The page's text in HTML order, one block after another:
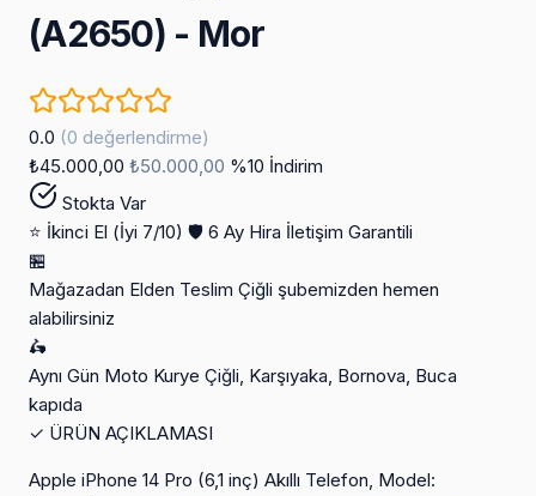
(A2650) - Mor
0.0 (0 değerlendirme)
₺45.000,00 ₺50.000,00 %10 İndirim
Stokta Var
⭐ İkinci El (İyi 7/10) 🛡️ 6 Ay Hira İletişim Garantili
🏪
Mağazadan Elden Teslim Çiğli şubemizden hemen
alabilirsiniz
🛵
Aynı Gün Moto Kurye Çiğli, Karşıyaka, Bornova, Buca
kapıda
✓ ÜRÜN AÇIKLAMASI
Apple iPhone 14 Pro (6,1 inç) Akıllı Telefon, Model: